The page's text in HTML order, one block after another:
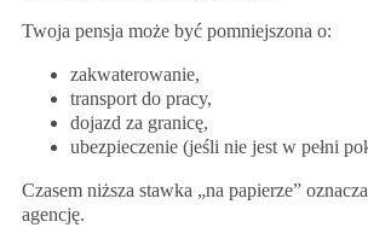
Twoja pensja może być pomniejszona o:
zakwaterowanie,
transport do pracy,
dojazd za granicę,
ubezpieczenie (jeśli nie jest w pełni
Czasem niższa stawka „na papierze”
agencję.